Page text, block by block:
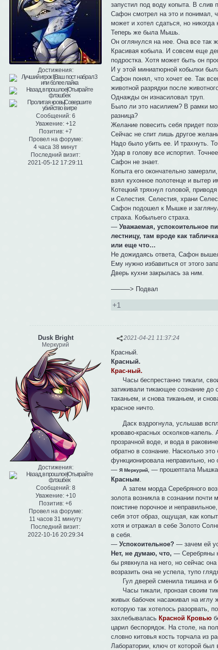
Достижения:
Сообщений:6
Уважение: +12
Позитив: +7
Провел на форуме:
4 часа 38 минут
Последний визит:
2021-05-12 17:29:11
запустил под воду копыта. В слив
Сафон смотрел на это и понимал,
может и хотел сдаться, но
Теперь же была Мышь.
Он оглянулся на нее. Она все так
Красивая кобыла. И совсем еще
подростка. Хотя может быть он
И у этой миниатюрной кобылки
Сафон понял, что хочет ее. Так
животной разрядки после
Однажды он изнасиловал труп.
Было ли это насилием? В рамки
разница?
Желание повесить себя придет
Сейчас не спит лишь другое
Надо было убить ее. И трахнуть.
Удар в голову все испортил.
Сафон не знает.
Копыта его окончательно
взял кухонное полотенце и вытер
Котецкий тряхнул головой,
и Селестия. Селестия, храни
Сафон подошел к Мышке и
страха. Кобыльего страха.
—Уважаемая, успокоительное
лестницу, там вроде как
или еще что…
Не дожидаясь ответа, Сафон
Ему нужно избавиться от этого
Дверь кухни закрылась за ним.
———> Подвал
+1
2021-04-21 11:37:24
Dusk Bright
Меркурий
Достижения:
Сообщений:8
Уважение: +10
Позитив: +6
Провел на форуме:
11 часов 31 минуту
Последний визит:
2022-10-16 20:29:34
Красный.
Красный.
Крас-ный.
Часы беспрестанно тикали,
затикивали тикающее сознание
таканьем, и снова тиканьем, и
красное ничто.
Даск вздрогнула, услышав
кроваво-красных осколков-
прозрачной воде, и вода в
обратно в сознание. Насколько
функционировала неправильно,
—Я Меркурий,
— прошептала Мышка,
Красным
А затем морда Серебряного
золота возникла в сознании
поистине порочное и
себя этот образ, ощущая, как
хотя и отражал в себе Золото
в себя.
—Успокоительное? — зачем ей
Нет, не думаю, что, — Серебряны
бы рявкнула на него, но сейчас
возразить она не успела, тупо
Гул дверей сменила тишина и
Часы тикали, пронзая своим
живых бабочек насаживал на иглу
которую так хотелось разорвать,
захлебывалась Красной Кровью
царил беспорядок. На столе, на
словно китовья кость торчала из
Лаборатории, ключ от которой был